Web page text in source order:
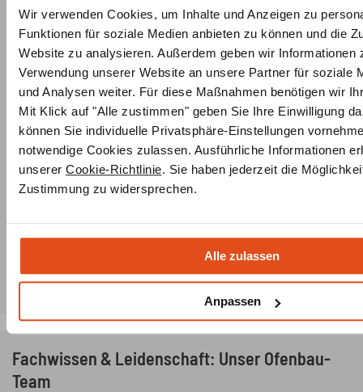
Wir verwenden Cookies, um Inhalte und Anzeigen zu
Funktionen für soziale Medien anbieten zu können und die
Website zu analysieren. Außerdem geben wir Informationen
Verwendung unserer Website an unsere Partner für soziale
und Analysen weiter. Für diese Maßnahmen benötigen wir
Mit Klick auf "Alle zustimmen" geben Sie Ihre Einwilligung
können Sie individuelle Privatsphäre-Einstellungen
notwendige Cookies zulassen. Ausführliche Informationen
unserer Cookie-Richtlinie. Sie haben jederzeit die
Zustimmung zu widersprechen.
Alle zulassen
Anpassen
Auf Gehrung gesägt und verklebt, um eine 8cm starke
Optik zu erzeugen
Bestehend aus 2 Teilen, die zusammengesetzt
werden
Standardausführung in Nero Impala,andere
Ausführungen können auf Anfrage bestellt werden
Ob Sie einen kuscheligen Raum zum Entspannen oder
eine effiziente Heizquelle suchen, der Warmluftofen
Alpsee Materialbausatz bietet Ihnen die Möglichkeit,
Warmluftofen Alpsee bietet eine Kombination aus
Effizienz, Sicherheit und Komfort und ist damit eine
Fachwissen & Leidenschaft: Unser Ofenbau-
Team